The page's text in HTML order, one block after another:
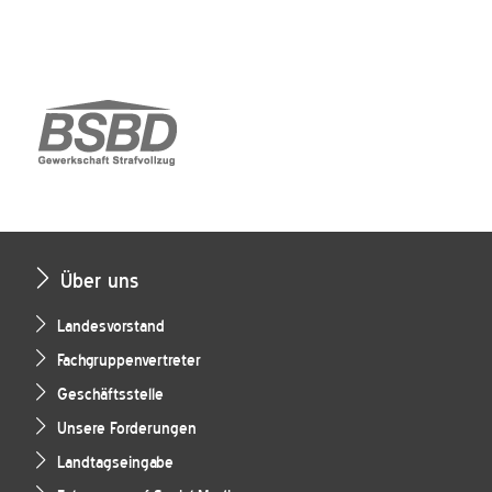
Über uns
Landesvorstand
Fachgruppenvertreter
Geschäftsstelle
Unsere Forderungen
Landtagseingabe